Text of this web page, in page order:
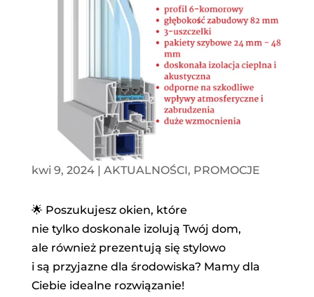
kwi 9, 2024| AKTUALNOŚCI, PROMOCJE
🌟 Poszukujesz okien, które
nie tylko doskonale izolują Twój dom,
ale również prezentują się stylowo
i są przyjazne dla środowiska? Mamy dla
Ciebie idealne rozwiązanie!